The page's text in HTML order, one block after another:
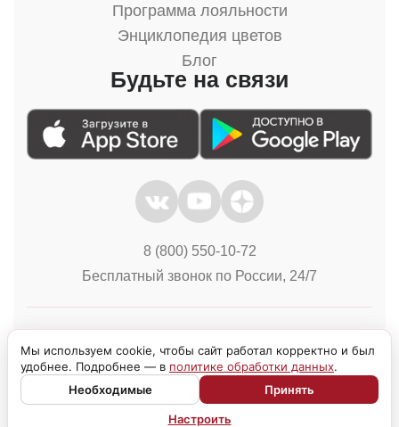
Программа лояльности
Энциклопедия цветов
Блог
Будьте на связи
8 (800) 550-10-72
Бесплатный звонок по России, 24/7
Мы используем cookie, чтобы сайт работал корректно и был
удобнее. Подробнее — в политике обработки данных.
Настроить
Необходимые Принять